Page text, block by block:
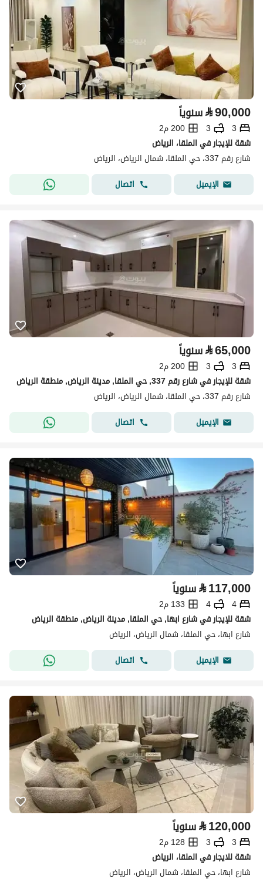
⃁90,000 سنوياً
3
3
200 م2
شقة للإيجار في الملقا، الرياض
شارع رقم 337، حي الملقا، شمال الرياض، الرياض
الإيميل
اتصال
⃁65,000 سنوياً
3
3
200 م2
شقة للإيجار في شارع رقم 337, حي الملقا, مدينة الرياض, منطقة الرياض
شارع رقم 337، حي الملقا، شمال الرياض، الرياض
الإيميل
اتصال
⃁117,000 سنوياً
4
4
133 م2
شقة للإيجار في شارع ابها, حي الملقا, مدينة الرياض, منطقة الرياض
شارع ابها، حي الملقا، شمال الرياض، الرياض
الإيميل
اتصال
⃁120,000 سنوياً
3
3
128 م2
شقة للايجار في الملقا، الرياض
شارع ابها، حي الملقا، شمال الرياض، الرياض